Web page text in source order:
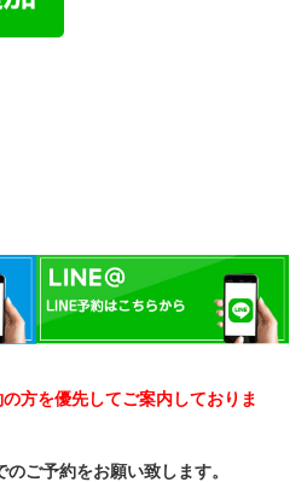
の方を優先してご案内しておりま
ご予約をお願い致します。